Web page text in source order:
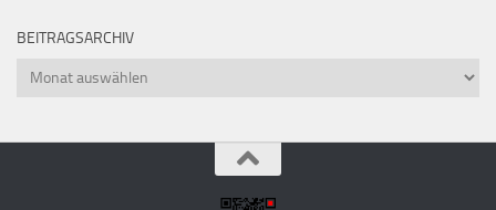
BEITRAGSARCHIV
Beitragsarchiv